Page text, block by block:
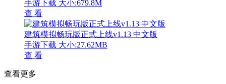
手游下载 大小:105.08MB
查 看
生存战争恒泰模组深度探索v5.4.1 免费版
手游下载 大小:190.87 MB
查 看
恐怖冰淇淋2内置菜单版功能全解锁v1.0.0 无敌版